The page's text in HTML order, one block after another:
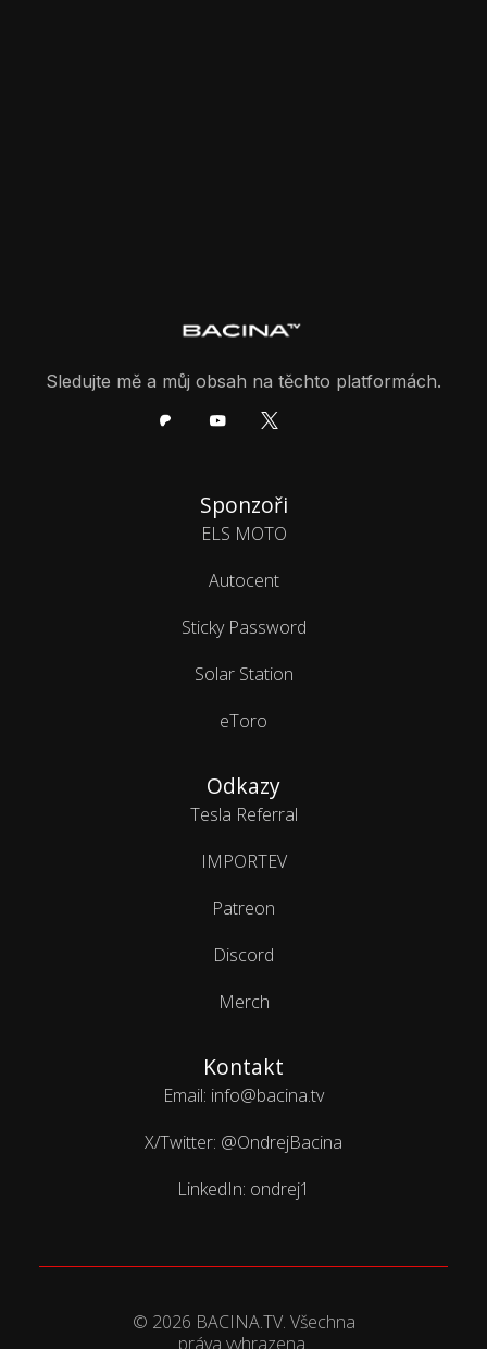
Sledujte mě a můj obsah na těchto platformách.
Sponzoři
ELS MOTO
Autocent
Sticky Password
Solar Station
eToro
Odkazy
Tesla Referral
IMPORTEV
Patreon
Discord
Merch
Kontakt
Email: info@bacina.tv
X/Twitter: @OndrejBacina
LinkedIn: ondrej1
© 2026 BACINA.TV. Všechna
práva vyhrazena.